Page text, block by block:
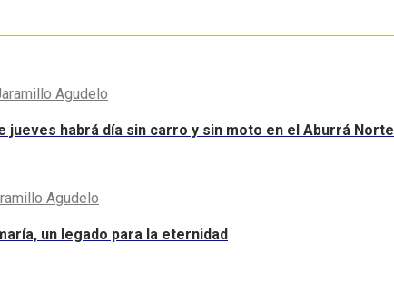
Agudelo
jueves habrá día sin carro y sin moto en el Aburrá Norte
Agudelo
un legado para la eternidad